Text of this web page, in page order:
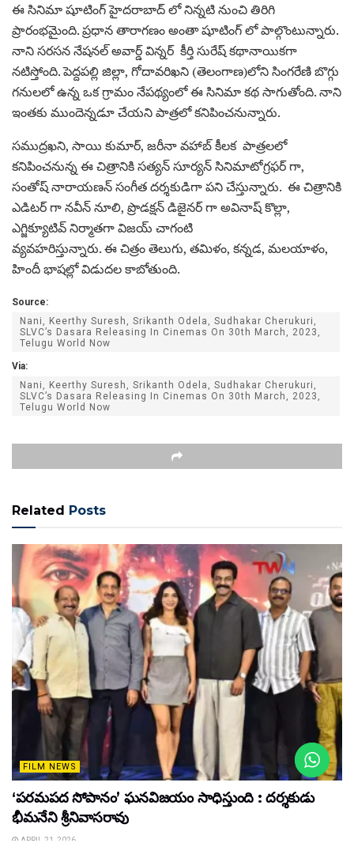
ఈ సినిమా షూటింగ్ హైదరాబాద్‌ లో నిన్నటి నుంచి తిరిగి
ప్రారంభమైంది. ప్రధాన తారాగణం అంతా షూటింగ్‌ లో పాల్గొంటున్నారు.
నాని సరసన నేషనల్ అవార్డ్ విన్నర్ కీర్తి సురేష్ కథానాయికగా
నటిస్తోంది. పెద్దపల్లి జిల్లా, గోదావరిఖని (తెలంగాణ)లోని సింగరేణి బొగ్గు
గనులలో ఉన్న ఒక గ్రామం నేపథ్యంలో ఈ సినిమా కథ సాగుతోంది. నాని
ఇంతకు ముందెన్నడూ చేయని పాత్రలో కనిపించనున్నారు.
సముద్రఖని, సాయి కుమార్, జరీనా వహాబ్ కీలక పాత్రలలో
కనిపించనున్న ఈ చిత్రానికి సత్యన్ సూర్యన్ సినిమాటోగ్రఫర్ గా,
సంతోష్ నారాయణన్ సంగీత దర్శకుడిగా పని చేస్తున్నారు. ఈ చిత్రానికి
ఎడిటర్‌ గా నవీన్‌ నూలి, ప్రొడక్షన్‌ డిజైనర్‌ గా అవినాష్‌ కొల్లా,
ఎగ్జిక్యూటివ్‌ నిర్మాతగా విజయ్‌ చాగంటి
వ్యవహరిస్తున్నారు. ఈ చిత్రం తెలుగు, తమిళం, కన్నడ, మలయాళం,
హిందీ భాషల్లో విడుదల కాబోతుంది.
Source:
Nani, Keerthy Suresh, Srikanth Odela, Sudhakar Cherukuri,
SLVC’s Dasara Releasing In Cinemas On 30th March, 2023,
Telugu World Now
Via:
Nani, Keerthy Suresh, Srikanth Odela, Sudhakar Cherukuri,
SLVC’s Dasara Releasing In Cinemas On 30th March, 2023,
Telugu World Now
Related Posts
FILM NEWS
‘పరమపద సోపానం’ ఘనవిజయం సాధిస్తుంది : దర్శకుడు
భీమనేని శ్రీనివాసరావు
APRIL 21, 2026